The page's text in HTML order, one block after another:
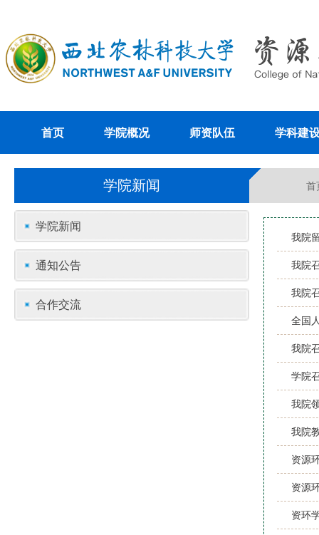
首页 学院概况 师资队伍 学科建
学院新闻 首
学院新闻
通知公告
合作交流
我院
我院
我院
全国
我院
学院
我院
我院
资源
资源
资环